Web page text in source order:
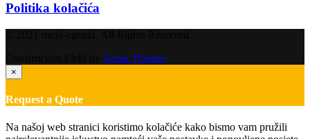
Politika kolačića
Acme Themes
×
Request a Quote
Na našoj web stranici koristimo kolačiće kako bismo vam pružili